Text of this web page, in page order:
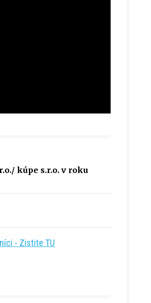
kúpe s.r.o. v roku
- Zistite TU